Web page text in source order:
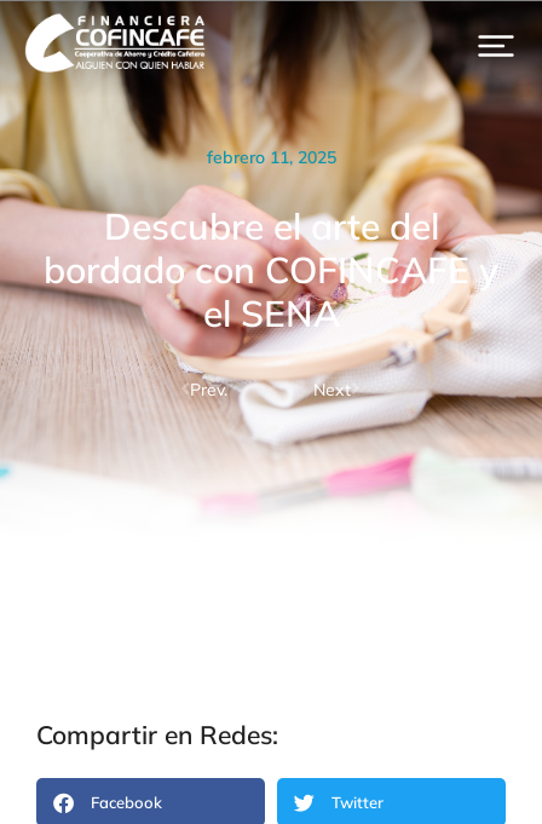
febrero 11, 2025
Descubre el arte del
bordado con COFINCAFE y
el SENA
Prev. Next
Compartir en Redes:
Facebook Twitter